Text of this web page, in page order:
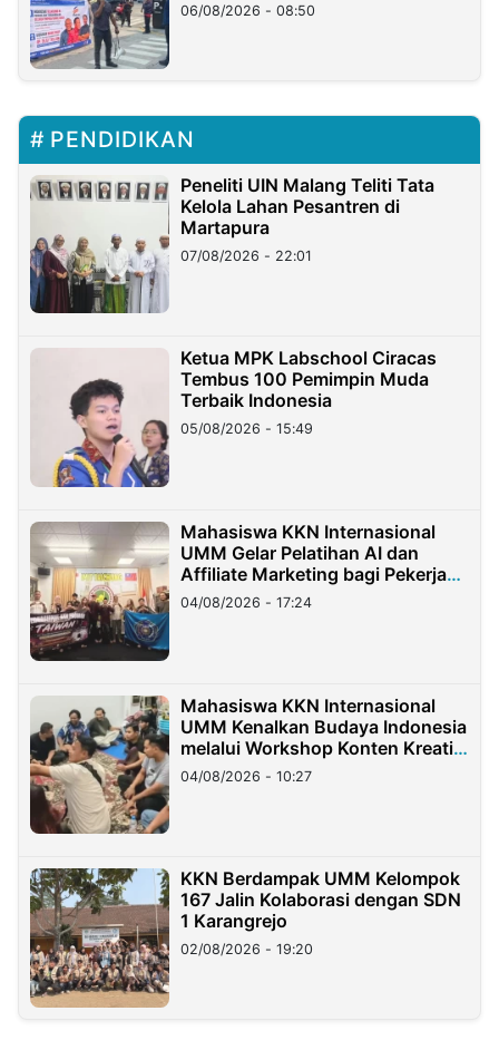
06/08/2026 - 08:50
PENDIDIKAN
Peneliti UIN Malang Teliti Tata
Kelola Lahan Pesantren di
Martapura
07/08/2026 - 22:01
Ketua MPK Labschool Ciracas
Tembus 100 Pemimpin Muda
Terbaik Indonesia
05/08/2026 - 15:49
Mahasiswa KKN Internasional
UMM Gelar Pelatihan AI dan
Affiliate Marketing bagi Pekerja
Migran Indonesia di Taiwan
04/08/2026 - 17:24
Mahasiswa KKN Internasional
UMM Kenalkan Budaya Indonesia
melalui Workshop Konten Kreatif
di Taiwan
04/08/2026 - 10:27
KKN Berdampak UMM Kelompok
167 Jalin Kolaborasi dengan SDN
1 Karangrejo
02/08/2026 - 19:20